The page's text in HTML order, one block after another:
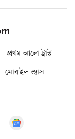
প্রথম আলো ট্রাস্ট
মোবাইল ভ্যাস